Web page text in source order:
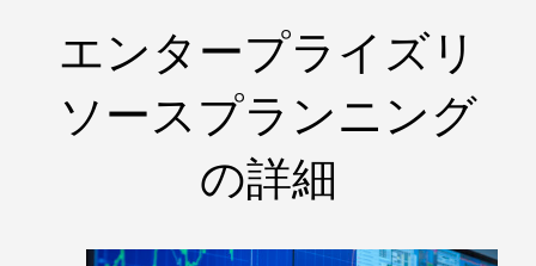
エンタープライズリ
ソースプランニング
の詳細